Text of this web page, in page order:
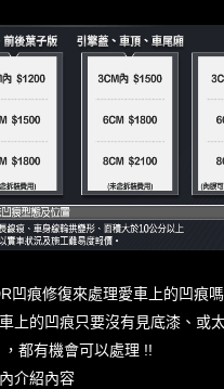
凹痕修復來處理愛車上的凹痕
的凹痕只要沒有見底漆、或
都有機會可以處理 !!
介紹內容